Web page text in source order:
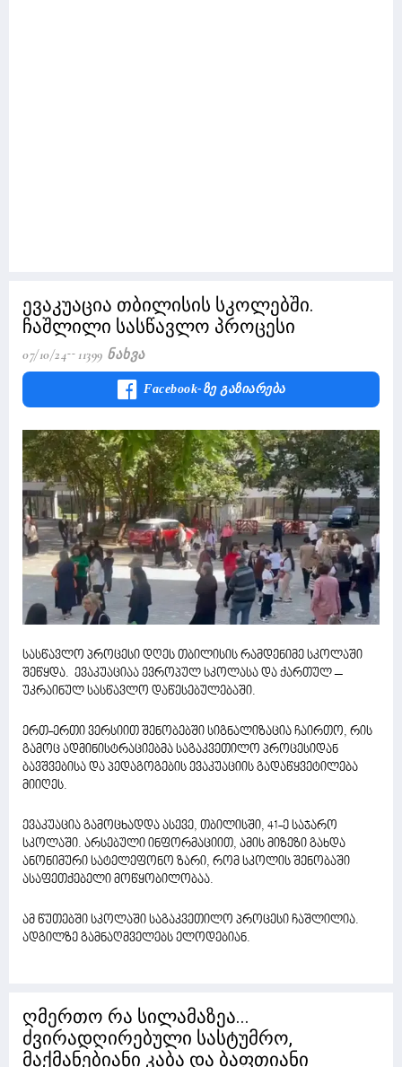
ევაკუაცია თბილისის სკოლებში.
ჩაშლილი სასწავლო პროცესი
07/10/24 11399 Ნახვა
Facebook-Ზე Გაზიარება
სასწავლო პროცესი დღეს თბილისის რამდენიმე სკოლაში
შეწყდა. ევაკუაციაა ევროპულ სკოლასა და ქართულ –
უკრაინულ სასწავლო დაწესებულებაში.
ერთ-ერთი ვერსიით შენობებში სიგნალიზაცია ჩაირთო, რის
გამოც ადმინისტრაციებმა საგაკვეთილო პროცესიდან
ბავშვებისა და პედაგოგების ევაკუაციის გადაწყვეტილება
მიიღეს.
ევაკუაცია გამოცხადდა ასევე, თბილისში, 41-ე საჯარო
სკოლაში. არსებული ინფორმაციით, ამის მიზეზი გახდა
ანონიმური სატელეფონო ზარი, რომ სკოლის შენობაში
ასაფეთქებელი მოწყობილობაა.
ამ წუთებში სკოლაში საგაკვეთილო პროცესი ჩაშლილია.
ადგილზე გამნაღმველებს ელოდებიან.
ღმერთო რა სილამაზეა...
ძვირადღირებული სასტუმრო,
მაქმანებიანი კაბა და ბაფთიანი